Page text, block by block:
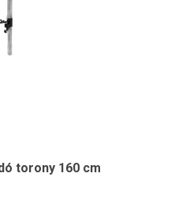
torony 160 cm